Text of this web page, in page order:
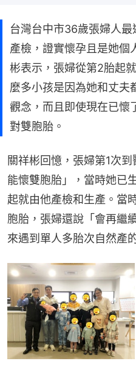
台灣台中市36歲張婦人
產檢，證實懷孕且是她個
彬表示，張婦從第2胎起
麼多小孩是因為她和丈夫
觀念，而且即使現在已懷
對雙胞胎。
關祥彬回憶，張婦第1次
能懷雙胞胎」，當時她已
起就由他產檢和生產。當
胞胎，張婦還說「會再繼
來遇到單人多胎次自然產